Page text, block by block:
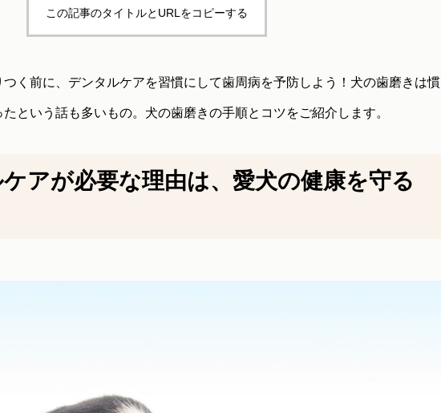
この記事のタイトルとURLをコピーする
く前に、デンタルケアを習慣にして歯周病を予防しよう！犬の歯磨きは慣
という話も多いもの。犬の歯磨きの手順とコツをご紹介します。
アが必要な理由は、愛犬の健康を守る